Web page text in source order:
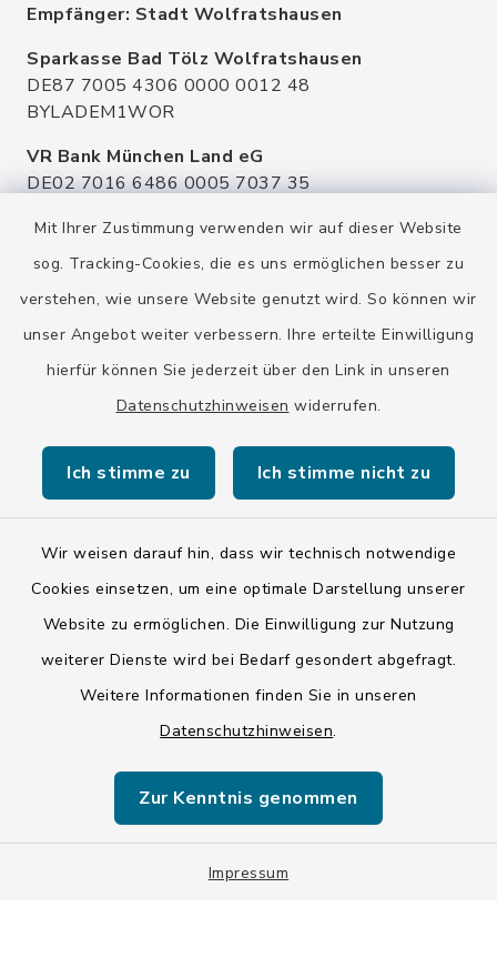
Mit Ihrer Zustimmung verwenden wir auf dieser Website
sog. Tracking-Cookies, die es uns ermöglichen besser zu
verstehen, wie unsere Website genutzt wird. So können wir
unser Angebot weiter verbessern. Ihre erteilte Einwilligung
hierfür können Sie jederzeit über den Link in unseren
Datenschutzhinweisen widerrufen.
Ich stimme zu Ich stimme nicht zu
Wir weisen darauf hin, dass wir technisch notwendige
Cookies einsetzen, um eine optimale Darstellung unserer
Website zu ermöglichen. Die Einwilligung zur Nutzung
weiterer Dienste wird bei Bedarf gesondert abgefragt.
Weitere Informationen finden Sie in unseren
Datenschutzhinweisen.
Zur Kenntnis genommen
Impressum
Empfänger: Stadt Wolfratshausen
Sparkasse Bad Tölz Wolfratshausen
DE87 7005 4306 0000 0012 48
BYLADEM1WOR
VR Bank München Land eG
DE02 7016 6486 0005 7037 35
Raiffeisenbank Isar Loisachtal eG
DE92 7016 9543 0001 0005 00
GENODEF1HHS
HypoVereinsbank
DE20 7002 0270 3630 1010 09
HYVEDEMMXXX
Kontakt
Datenschutz
Sitemap